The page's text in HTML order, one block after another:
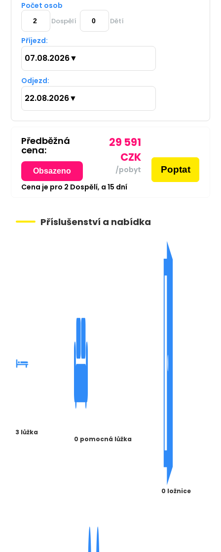
Počet osob
Dospělí Dětí
Příjezd:
07.08.2026▼
Odjezd:
22.08.2026▼
Předběžná
cena:
Obsazeno
29 591
CZK
/pobyt Poptat
Cena je pro 2 Dospělí, a 15 dní
Příslušenství a nabídka
3 lůžka
0 pomocná lůžka
0 ložnice